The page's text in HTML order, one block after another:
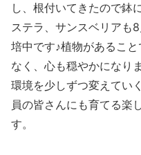
し、根付いてきたので鉢
ステラ、サンスベリアも
培中です♪植物があるこ
なく、心も穏やかになり
環境を少しずつ変えてい
員の皆さんにも育てる楽
す。